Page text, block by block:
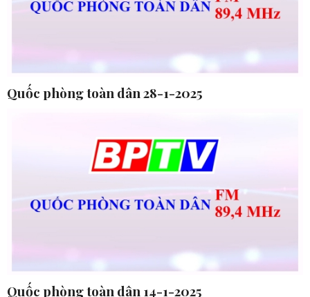
Quốc phòng toàn dân 28-1-2025
Quốc phòng toàn dân 14-1-2025